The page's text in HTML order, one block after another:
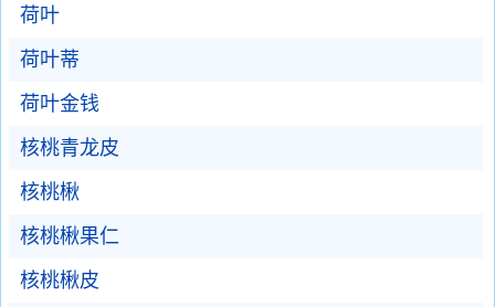
荷叶
荷叶蒂
荷叶金钱
核桃青龙皮
核桃楸
核桃楸果仁
核桃楸皮